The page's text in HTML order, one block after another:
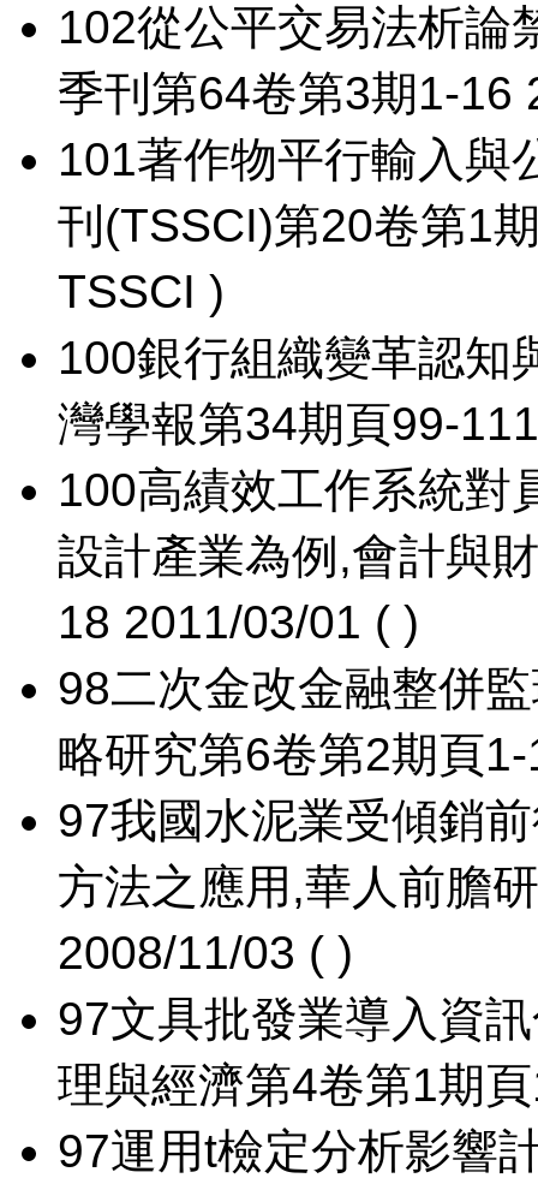
102從公平交易法析論
季刊第64卷第3期1-16
101著作物平行輸入與
刊(TSSCI)第20卷第1
TSSCI )
100銀行組織變革認知
灣學報第34期頁99-
100高績效工作系統
設計產業為例,會計與
18 2011/03/01 ( )
98二次金改金融整併
略研究第6卷第2期頁
97我國水泥業受傾銷
方法之應用,華人前膽
2008/11/03 ( )
97文具批發業導入資
理與經濟第4卷第1期
97運用t檢定分析影響